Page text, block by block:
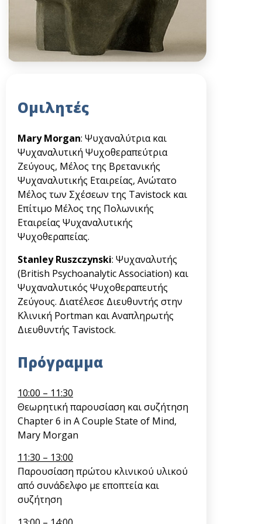
Ομιλητές
Mary Morgan: Ψυχαναλύτρια και
Ψυχαναλυτική Ψυχοθεραπεύτρια
Ζεύγους, Μέλος της Βρετανικής
Ψυχαναλυτικής Εταιρείας, Ανώτατο
Μέλος των Σχέσεων της Tavistock και
Επίτιμο Μέλος της Πολωνικής
Εταιρείας Ψυχαναλυτικής
Ψυχοθεραπείας.
Stanley Ruszczynski: Ψυχαναλυτής
(British Psychoanalytic Association) και
Ψυχαναλυτικός Ψυχοθεραπευτής
Ζεύγους. Διατέλεσε Διευθυντής στην
Κλινική Portman και Αναπληρωτής
Διευθυντής Tavistock.
Πρόγραμμα
10:00 – 11:30
Θεωρητική παρουσίαση και συζήτηση
Chapter 6 in A Couple State of Mind,
Mary Morgan
11:30 – 13:00
Παρουσίαση πρώτου κλινικού υλικού
από συνάδελφο με εποπτεία και
συζήτηση